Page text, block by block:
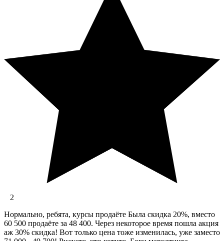
2
Нормально, ребята, курсы продаёте Была скидка 20%, вместо
60 500 продаёте за 48 400. Через некоторое время пошла акция
аж 30% скидка! Вот только цена тоже изменилась, уже заместо